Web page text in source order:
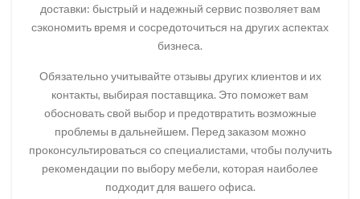
доставки: быстрый и надежный сервис позволяет вам
сэкономить время и сосредоточиться на других аспектах
бизнеса.
Обязательно учитывайте отзывы других клиентов и их
контакты, выбирая поставщика. Это поможет вам
обосновать свой выбор и предотвратить возможные
проблемы в дальнейшем. Перед заказом можно
проконсультироваться со специалистами, чтобы получить
рекомендации по выбору мебели, которая наиболее
подходит для вашего офиса.